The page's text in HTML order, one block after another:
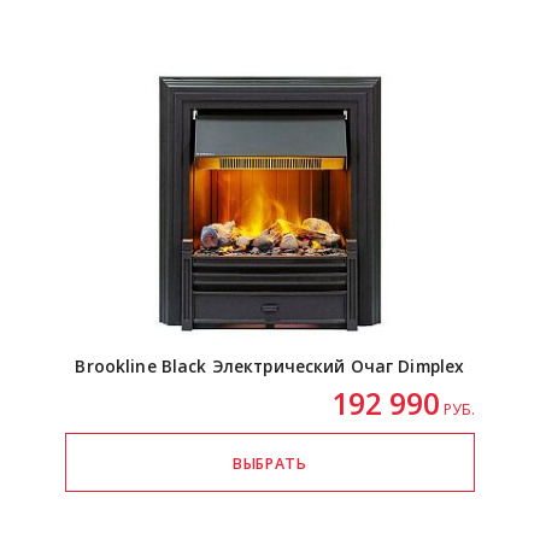
Brookline Black Электрический Очаг Dimplex
192 990 РУБ.